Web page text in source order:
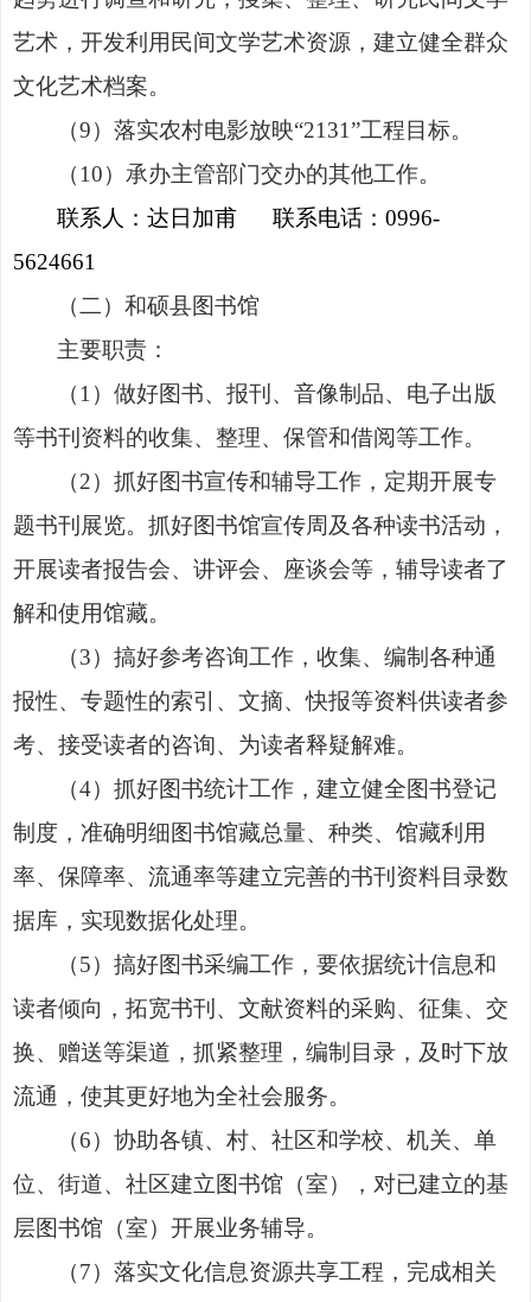
艺术，开发利用民间文学艺术资源，建立健全群众
文化艺术档案。
（9）落实农村电影放映“2131”工程目标。
（10）承办主管部门交办的其他工作。
联系人：达日加甫联系电话：0996-
5624661
（二）和硕县图书馆
主要职责 ：
（1）做好图书、报刊、音像制品、电子出版
等书刊资料的收集、整理、保管和借阅等工作。
（2）抓好图书宣传和辅导工作，定期开展专
题书刊展览。抓好图书馆宣传周及各种读书活动，
开展读者报告会、讲评会、座谈会等，辅导读者了
解和使用馆藏。
（3）搞好参考咨询工作，收集、编制各种通
报性、专题性的索引、文摘、快报等资料供读者参
考、接受读者的咨询、为读者释疑解难。
（4）抓好图书统计工作，建立健全图书登记
制度，准确明细图书馆藏总量、种类、馆藏利用
率、保障率、流通率等建立完善的书刊资料目录数
据库，实现数据化处理。
（5）搞好图书采编工作，要依据统计信息和
读者倾向，拓宽书刊、文献资料的采购、征集、交
换、赠送等渠道，抓紧整理，编制目录，及时下放
流通，使其更好地为全社会服务。
（6）协助各镇、村、社区和学校、机关、单
位、街道、社区建立图书馆 （室）
，对已建立的基
层图书馆 （室） 开展业务辅导。
（7）落实文化信息资源共享工程，完成相关